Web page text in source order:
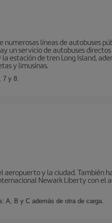
líneas de autobuses
un servicio de autobuses
estación de tren Long Island,
y limusinas.
7 y 8.
y la ciudad. También
Newark Liberty con el
A, B y C además de otra de carga.